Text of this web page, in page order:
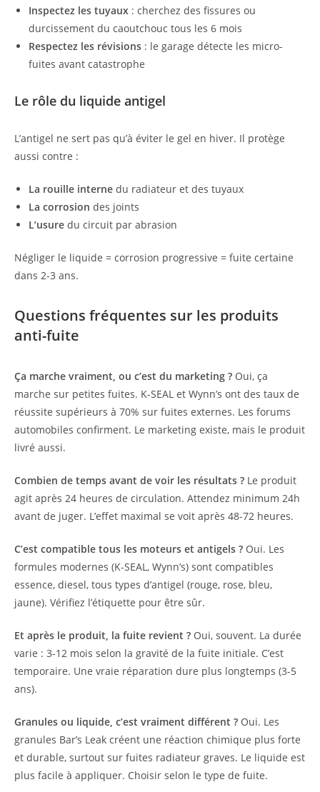
Inspectez les tuyaux : cherchez des fissures ou
durcissement du caoutchouc tous les 6 mois
Respectez les révisions : le garage détecte les micro-
fuites avant catastrophe
Le rôle du liquide antigel
L’antigel ne sert pas qu’à éviter le gel en hiver. Il protège
aussi contre :
La rouille interne du radiateur et des tuyaux
La corrosion des joints
L’usure du circuit par abrasion
Négliger le liquide = corrosion progressive = fuite certaine
dans 2-3 ans.
Questions fréquentes sur les produits
anti-fuite
Ça marche vraiment, ou c’est du marketing ? Oui, ça
marche sur petites fuites. K-SEAL et Wynn’s ont des taux de
réussite supérieurs à 70% sur fuites externes. Les forums
automobiles confirment. Le marketing existe, mais le produit
livré aussi.
Combien de temps avant de voir les résultats ? Le produit
agit après 24 heures de circulation. Attendez minimum 24h
avant de juger. L’effet maximal se voit après 48-72 heures.
C’est compatible tous les moteurs et antigels ? Oui. Les
formules modernes (K-SEAL, Wynn’s) sont compatibles
essence, diesel, tous types d’antigel (rouge, rose, bleu,
jaune). Vérifiez l’étiquette pour être sûr.
Et après le produit, la fuite revient ? Oui, souvent. La durée
varie : 3-12 mois selon la gravité de la fuite initiale. C’est
temporaire. Une vraie réparation dure plus longtemps (3-5
ans).
Granules ou liquide, c’est vraiment différent ? Oui. Les
granules Bar’s Leak créent une réaction chimique plus forte
et durable, surtout sur fuites radiateur graves. Le liquide est
plus facile à appliquer. Choisir selon le type de fuite.